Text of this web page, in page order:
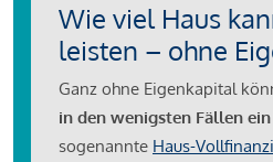
Wie viel Haus
leisten – ohne
Ganz ohne Eigenkapital
in den wenigsten Fällen
sogenannte Haus-